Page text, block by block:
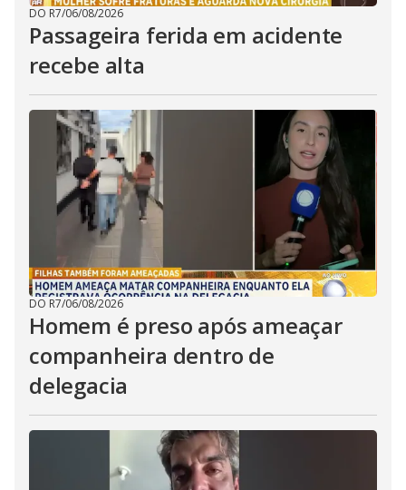
DO R7/06/08/2026
Passageira ferida em acidente
recebe alta
DO R7/06/08/2026
Homem é preso após ameaçar
companheira dentro de
delegacia